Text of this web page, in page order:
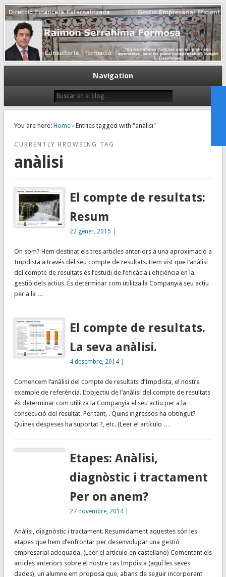
Dirección financiera de la PyME
Gestión empresarial eficiente. Dirección financiera externalizada.
Navigation
You are here: Home› Entries tagged with "anàlisi"
CURRENTLY BROWSING TAG
anàlisi
El compte de resultats:
Resum
22 gener, 2015
On som? Hem destinat els tres articles anteriors a una aproximació a
Impdista a través del seu compte de resultats. Hem vist que l’anàlisi
del compte de resultats és l’estudi de l’eficàcia i eficiència en la
gestió dels actius. És determinar com utilitza la Companyia seu actiu
per a la …
El compte de resultats.
La seva anàlisi.
4 desembre, 2014
Comencem l’anàlisi del compte de resultats d’Impdista, el nostre
exemple de referència. L’objectiu de l’anàlisi del compte de resultats
és determinar com utilitza la Companyia el seu actiu per a la
consecució del resultat. Per tant, . Quins ingressos ha obtingut?
Quines despeses ha suportat ?, etc. (Leer el artículo …
Etapes: Anàlisi,
diagnòstic i tractament
Per on anem?
27 novembre, 2014
Anàlisi, diagnòstic i tractament. Resumidament aquestes són les
etapes que hem d’enfrontar per desenvolupar una gestió
empresarial adequada. (Leer el artículo en castellano) Comentant els
articles anteriors sobre el nostre cas Impdista (aquí les seves
dades), un alumne em proposa que, abans de seguir incorporant